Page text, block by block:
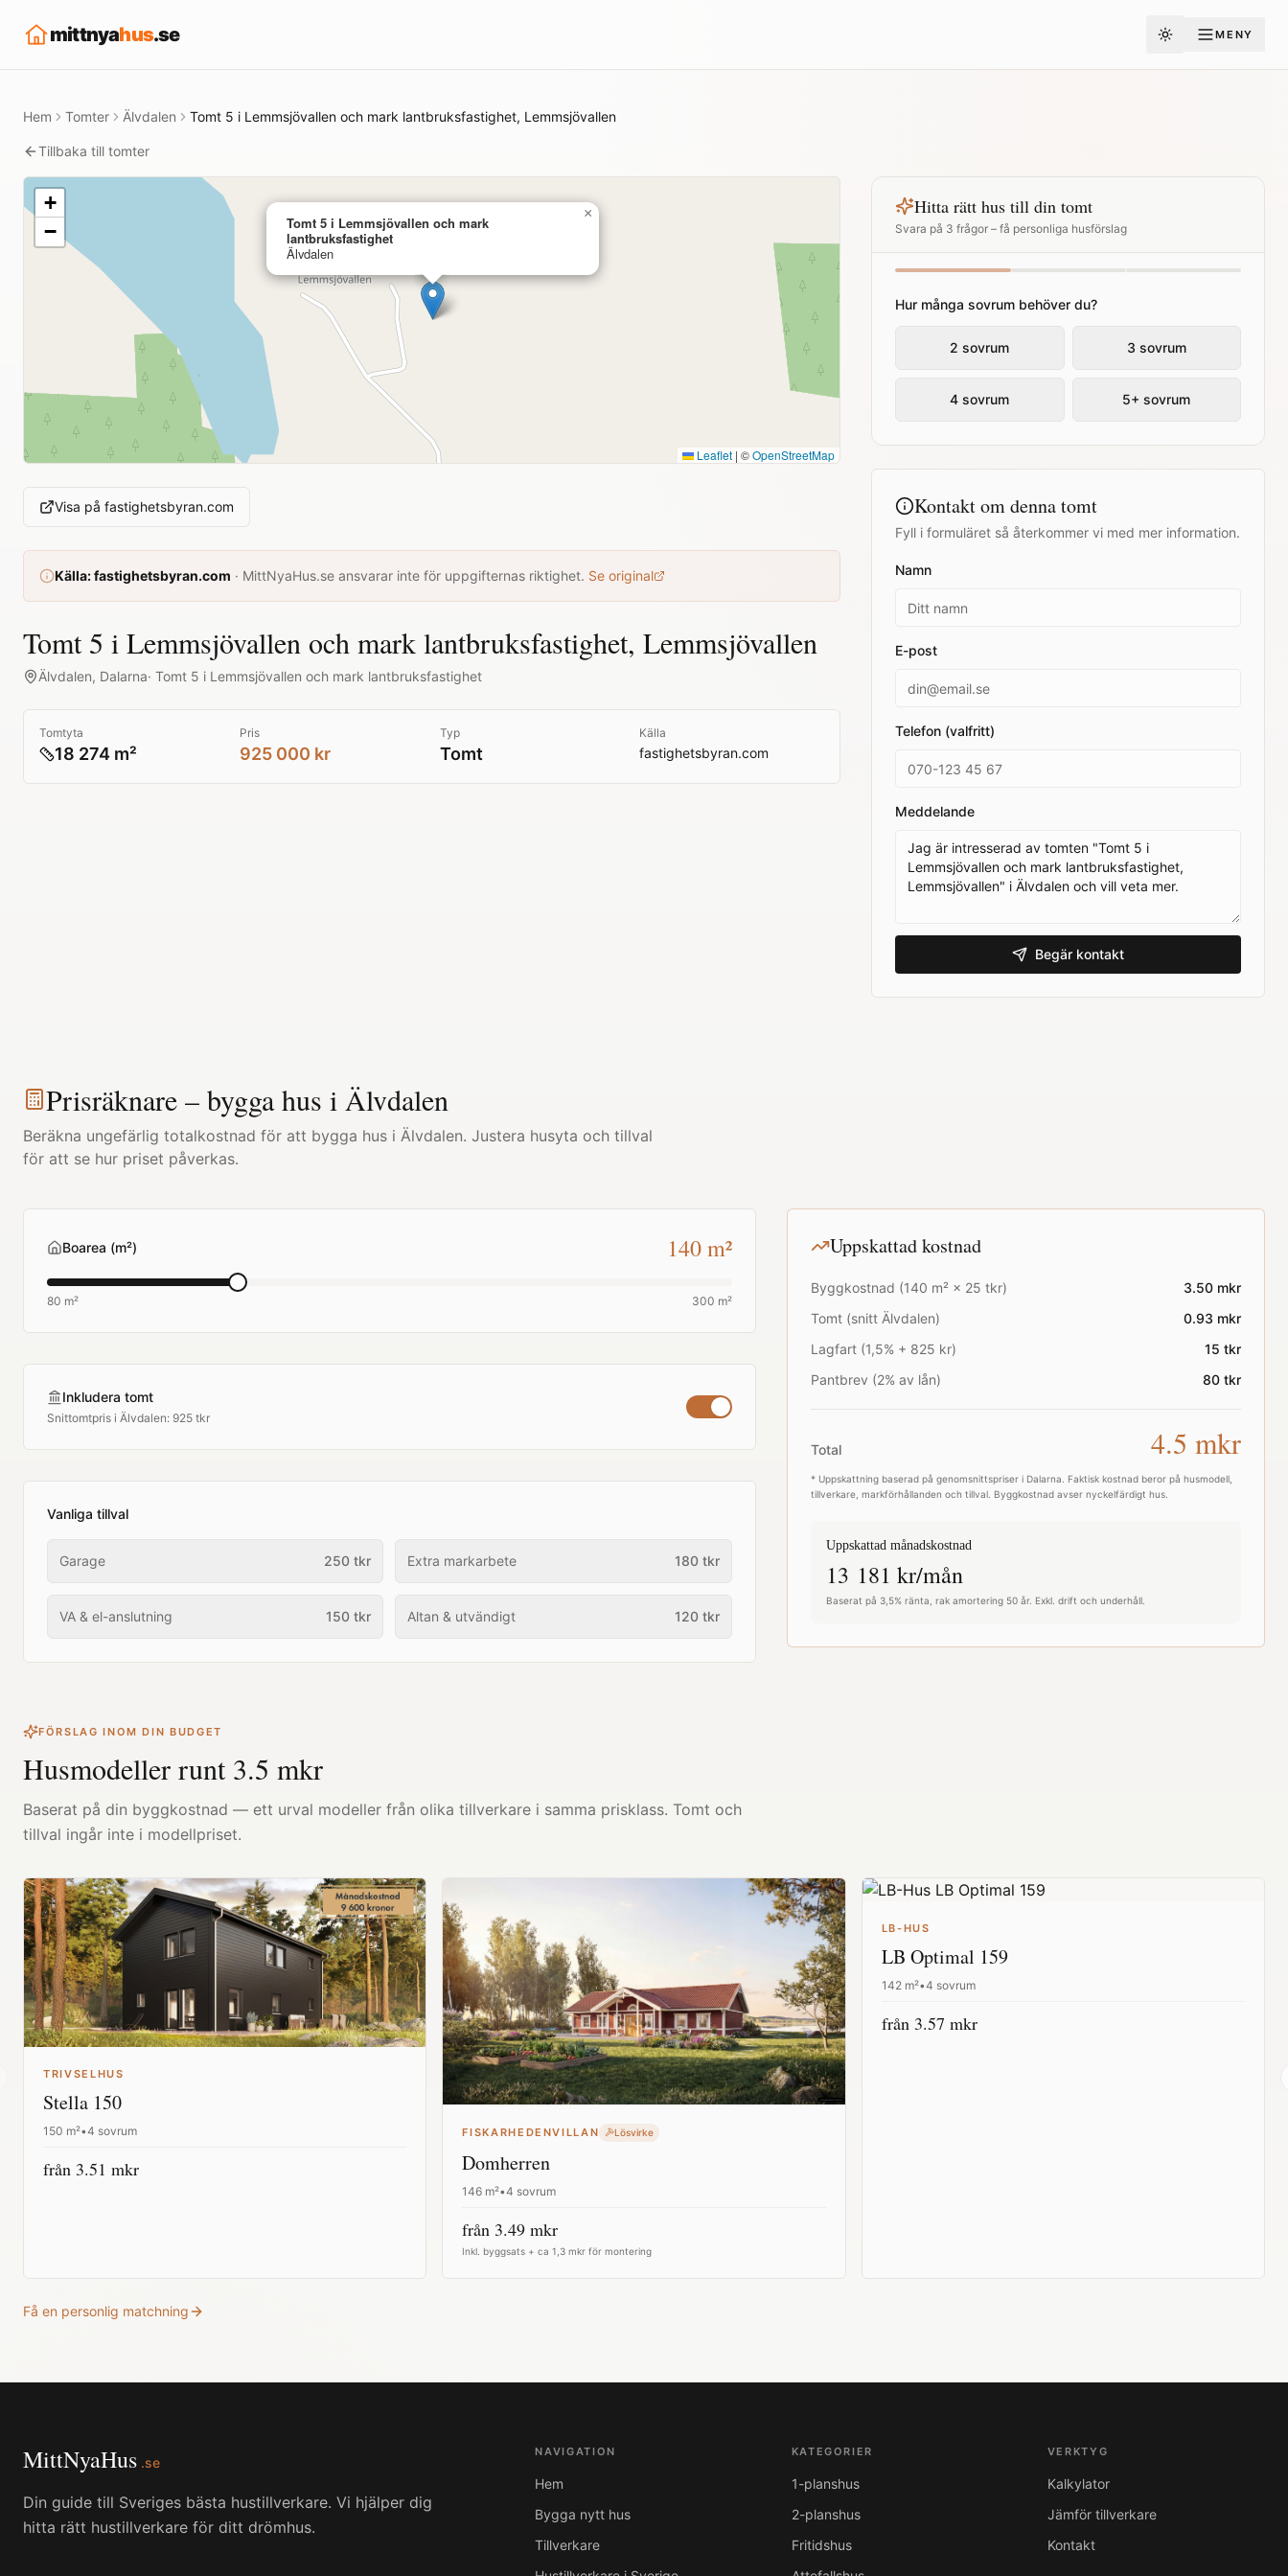
mittnyahus.se Toggle theme
MENY
Hem Tomter Älvdalen Tomt 5 i Lemmsjövallen och mark lantbruksfastighet, Lemmsjövallen
Tillbaka till tomter
Tomt 5 i Lemmsjövallen och mark
lantbruksfastighet
Älvdalen
×
+
−
Leaflet | ©OpenStreetMap
Visa på fastighetsbyran.com
Källa:fastighetsbyran.com · MittNyaHus.se ansvarar inte för uppgifternas riktighet. Se original
Tomt 5 i Lemmsjövallen och mark lantbruksfastighet, Lemmsjövallen
Älvdalen, Dalarna· Tomt 5 i Lemmsjövallen och mark lantbruksfastighet
Tomtyta
18 274 m²
Pris
925 000 kr
Typ
Tomt
Källa
fastighetsbyran.com
Hitta rätt hus till din tomt
Svara på 3 frågor – få personliga husförslag
Hur många sovrum behöver du?
2 sovrum 3 sovrum
4 sovrum 5+ sovrum
Kontakt om denna tomt
Fyll i formuläret så återkommer vi med mer information.
Namn
E-post
Telefon (valfritt)
Meddelande
Begär kontakt
Prisräknare – bygga hus i Älvdalen
Beräkna ungefärlig totalkostnad för att bygga hus i Älvdalen. Justera husyta och tillval
för att se hur priset påverkas.
Boarea (m²) 140m²
80 m² 300 m²
Inkludera tomt
Snittomtpris i Älvdalen: 925 tkr
Vanliga tillval
Garage 250 tkr Extra markarbete 180tkr
VA & el-anslutning 150 tkr Altan & utvändigt 120tkr
Uppskattad kostnad
Byggkostnad (140 m² × 25 tkr) 3.50mkr
Tomt (snitt Älvdalen) 0.93 mkr
Lagfart (1,5% + 825 kr)
15 tkr
Pantbrev (2% av lån)
80tkr
Total 4.5 mkr
* Uppskattning baserad på genomsnittspriser i Dalarna . Faktisk kostnad beror på husmodell,
tillverkare, markförhållanden och tillval. Byggkostnad avser nyckelfärdigt hus.
Uppskattad månadskostnad
13 181 kr/mån
Baserat på 3,5% ränta, rak amortering 50 år. Exkl. drift och underhåll.
FÖRSLAG INOM DIN BUDGET
Husmodeller runt 3.5 mkr
Baserat på din byggkostnad — ett urval modeller från olika tillverkare i samma prisklass. Tomt och
tillval ingår inte i modellpriset.
TRIVSELHUS
Stella 150
150 m²•4 sovrum
från 3.51 mkr
FISKARHEDENVILLAN Lösvirke
Domherren
146 m²•4 sovrum
från 3.49 mkr
Inkl. byggsats + ca 1,3 mkr för montering
LB-HUS
LB Optimal 159
142m²•4 sovrum
från 3.57 mkr
Få en personlig matchning
MittNyaHus .se
Din guide till Sveriges bästa hustillverkare. Vi hjälper dig
hitta rätt hustillverkare för ditt drömhus.
NAVIGATION
Hem
Bygga nytt hus
Tillverkare
KATEGORIER
1-planshus
2-planshus
Fritidshus
VERKTYG
Kalkylator
Jämför tillverkare
Kontakt